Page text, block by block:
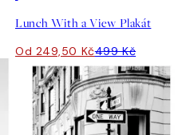
Lunch With a View Plakát
Od 249,50 Kč499 Kč